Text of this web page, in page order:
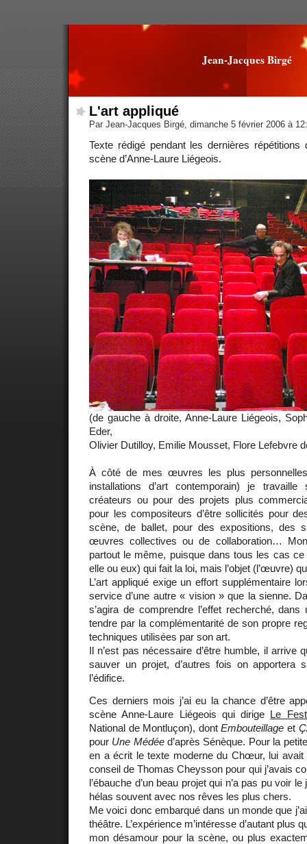
Jean-Jacques Birgé
L'art appliqué
Par Jean-Jacques Birgé, dimanche 5 février 2006 à
Texte rédigé pendant les dernières répétitions
scène d’Anne-Laure Liégeois.
(de gauche à droite, Anne-Laure Liégeois,
Eder,
Olivier Dutilloy, Emilie Mousset, Flore Lefebvre
À côté de mes œuvres les plus
installations d’art contemporain) je travaille
créateurs ou pour des projets plus
pour les compositeurs d’être sollicités pour
scène, de ballet, pour des expositions, des
œuvres collectives ou de collaboration…
partout le même, puisque dans tous les cas ce
elle ou eux) qui fait la loi, mais l’objet (l’œuvre)
L’art appliqué exige un effort supplémentaire
service d’une autre « vision » que la sienne.
s’agira de comprendre l’effet recherché,
tendre par la complémentarité de son propre
techniques utilisées par son art.
Il n’est pas nécessaire d’être humble, il arrive
sauver un projet, d’autres fois on apportera
l’édifice.
Ces derniers mois j’ai eu la chance d’être
scène Anne-Laure Liégeois qui dirige Le
National de Montluçon), dontEmbouteillage et
pour Une Médéed’après Sénèque. Pour la
en a écrit le texte moderne du Chœur, lui
conseil de Thomas Cheysson pour qui j’avais
l’ébauche d’un beau projet qui n’a pas pu voir
hélas souvent avec nos rêves les plus chers.
Me voici donc embarqué dans un monde que
théâtre. L’expérience m’intéresse d’autant plus
mon désamour pour la scène, ou plus